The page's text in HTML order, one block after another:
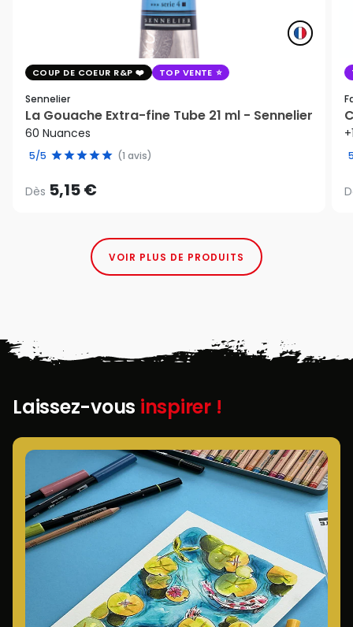
COUP DE COEUR R&P TOP VENTE
Sennelier
La Gouache Extra-fine Tube 21 ml - Sennelier
60 Nuances
5/5 (1 avis)
Dès 5,15 €
VOIR PLUS DE PRODUITS
Laissez-vous inspirer !